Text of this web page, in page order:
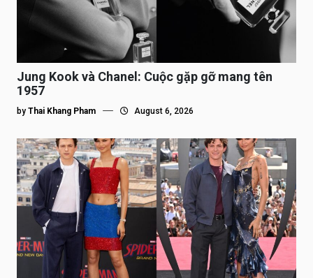
Jung Kook và Chanel: Cuộc gặp gỡ mang tên
1957
by Thai Khang Pham August 6, 2026